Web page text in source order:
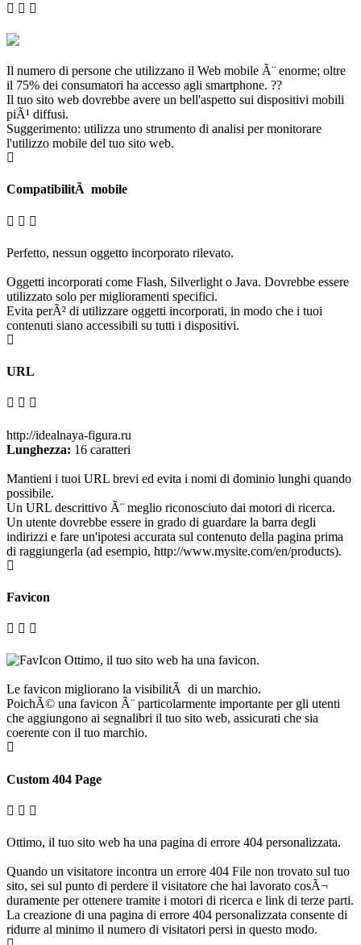
Il numero di persone che utilizzano il Web mobile Ã¨ enorme; oltre
il 75% dei consumatori ha accesso agli smartphone. ??
Il tuo sito web dovrebbe avere un bell'aspetto sui dispositivi mobili
piÃ¹ diffusi.
Suggerimento: utilizza uno strumento di analisi per monitorare
l'utilizzo mobile del tuo sito web.
CompatibilitÃ mobile
Perfetto, nessun oggetto incorporato rilevato.
Oggetti incorporati come Flash, Silverlight o Java. Dovrebbe essere
utilizzato solo per miglioramenti specifici.
Evita perÃ² di utilizzare oggetti incorporati, in modo che i tuoi
contenuti siano accessibili su tutti i dispositivi.
URL
http://idealnaya-figura.ru
Lunghezza: 16 caratteri
Mantieni i tuoi URL brevi ed evita i nomi di dominio lunghi quando
possibile.
Un URL descrittivo Ã¨ meglio riconosciuto dai motori di ricerca.
Un utente dovrebbe essere in grado di guardare la barra degli
indirizzi e fare un'ipotesi accurata sul contenuto della pagina prima
di raggiungerla (ad esempio, http://www.mysite.com/en/products).
Favicon
Ottimo, il tuo sito web ha una favicon.
Le favicon migliorano la visibilitÃ di un marchio.
PoichÃ© una favicon Ã¨ particolarmente importante per gli utenti
che aggiungono ai segnalibri il tuo sito web, assicurati che sia
coerente con il tuo marchio.
Custom 404 Page
Ottimo, il tuo sito web ha una pagina di errore 404 personalizzata.
Quando un visitatore incontra un errore 404 File non trovato sul tuo
sito, sei sul punto di perdere il visitatore che hai lavorato cosÃ¬
duramente per ottenere tramite i motori di ricerca e link di terze parti.
La creazione di una pagina di errore 404 personalizzata consente di
ridurre al minimo il numero di visitatori persi in questo modo.